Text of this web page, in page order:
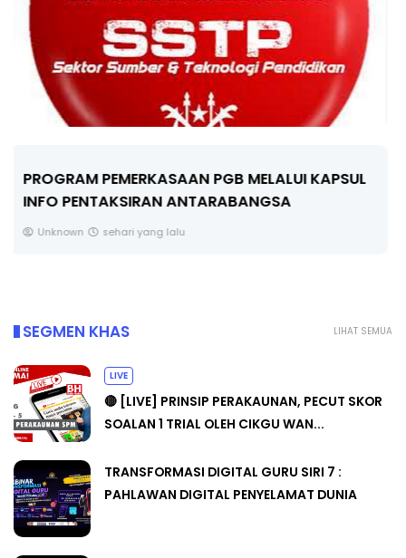
🔴 [LIVE] FIZIK TING 5 (DLP), 5.2
SEMICONDUCTOR DIODE PART-2 OLEH CIKG...
LIHAT SEMUA
SEGMEN KHAS
LIVE
🔴 [LIVE] PRINSIP PERAKAUNAN, PECUT SKOR
SOALAN 1 TRIAL OLEH CIKGU WAN...
TRANSFORMASI DIGITAL GURU SIRI 7 :
PAHLAWAN DIGITAL PENYELAMAT DUNIA